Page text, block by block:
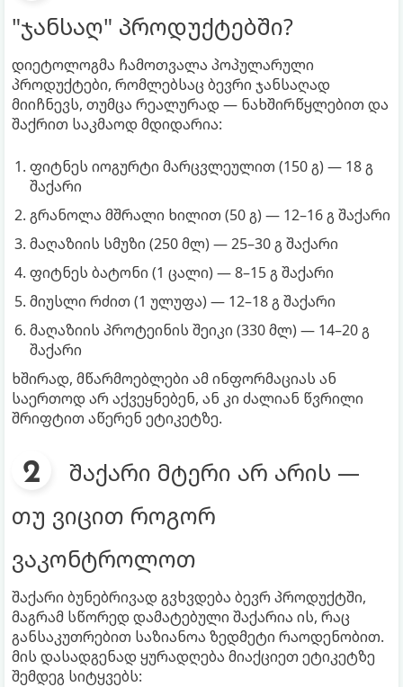
"ჯანსაღ" პროდუქტებში?
დიეტოლოგმა ჩამოთვალა პოპულარული
პროდუქტები, რომლებსაც ბევრი ჯანსაღად
მიიჩნევს, თუმცა რეალურად — ნახშირწყლებით და
შაქრით საკმაოდ მდიდარია:
ფიტნეს იოგურტი მარცვლეულით (150 გ) — 18 გ
შაქარი
გრანოლა მშრალი ხილით (50 გ) — 12–16 გ შაქარი
მაღაზიის სმუზი (250 მლ) — 25–30 გ შაქარი
ფიტნეს ბატონი (1 ცალი) — 8–15 გ შაქარი
მიუსლი რძით (1 ულუფა) — 12–18 გ შაქარი
მაღაზიის პროტეინის შეიკი (330 მლ) — 14–20 გ
შაქარი
ხშირად, მწარმოებლები ამ ინფორმაციას ან
საერთოდ არ აქვეყნებენ, ან კი ძალიან წვრილი
შრიფტით აწერენ ეტიკეტზე.
შაქარი მტერი არ არის —
თუ ვიცით როგორ
ვაკონტროლოთ
შაქარი ბუნებრივად გვხვდება ბევრ პროდუქტში,
მაგრამ სწორედ დამატებული შაქარია ის, რაც
განსაკუთრებით საზიანოა ზედმეტი რაოდენობით.
მის დასადგენად ყურადღება მიაქციეთ ეტიკეტზე
შემდეგ სიტყვებს: